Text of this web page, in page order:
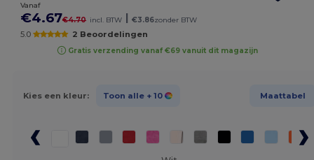
Vanaf
€4.67€4.70 incl. BTW | €3.86zonder BTW
5.0 2 Beoordelingen
Gratis verzending vanaf €69 vanuit dit magazijn
Kies een kleur: Toon alle + 10 Maattabel